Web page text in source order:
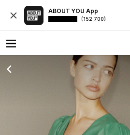
ABOUT YOU App
(152 700)